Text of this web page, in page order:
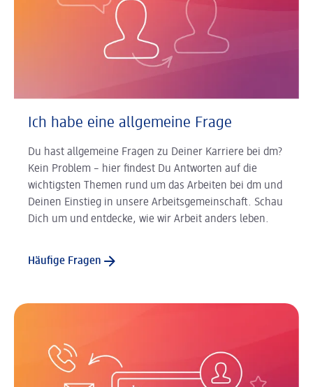
Ich habe eine allgemeine Frage
Du hast allgemeine Fragen zu Deiner Karriere bei dm?
Kein Problem – hier findest Du Antworten auf die
wichtigsten Themen rund um das Arbeiten bei dm und
Deinen Einstieg in unsere Arbeitsgemeinschaft. Schau
Dich um und entdecke, wie wir Arbeit anders leben.
Häufige Fragen